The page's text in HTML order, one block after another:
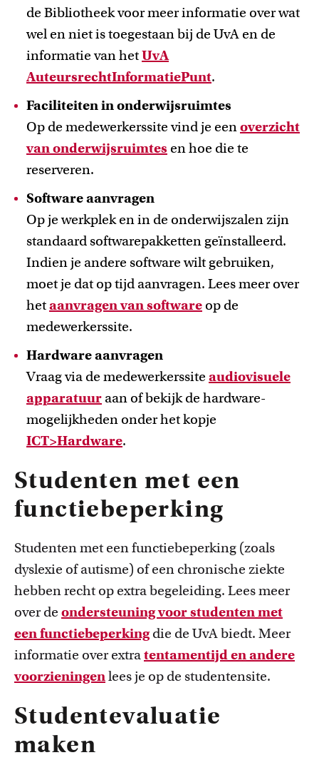
de Bibliotheek voor meer informatie over wat
wel en niet is toegestaan bij de UvA en de
informatie van hetUvA
AuteursrechtInformatiePunt.
Faciliteiten in onderwijsruimtes
Op de medewerkerssite vind je eenoverzicht
van onderwijsruimtes en hoe die te
reserveren.
Software aanvragen
Op je werkplek en in de onderwijszalen zijn
standaard softwarepakketten geïnstalleerd.
Indien je andere software wilt gebruiken,
moet je dat op tijd aanvragen. Lees meer over
hetaanvragen van software op de
medewerkerssite.
Hardware aanvragen
Vraag via de medewerkerssite audiovisuele
apparatuur aan of bekijk de hardware-
mogelijkheden onder het kopje
ICT>Hardware.
Studenten met een
functiebeperking
Studenten met een functiebeperking (zoals
dyslexie of autisme) of een chronische ziekte
hebben recht op extra begeleiding. Lees meer
over de ondersteuning voor studenten met
een functiebeperkingdie de UvA biedt. Meer
informatie over extratentamentijd en andere
voorzieningenlees je op de studentensite.
Studentevaluatie
maken